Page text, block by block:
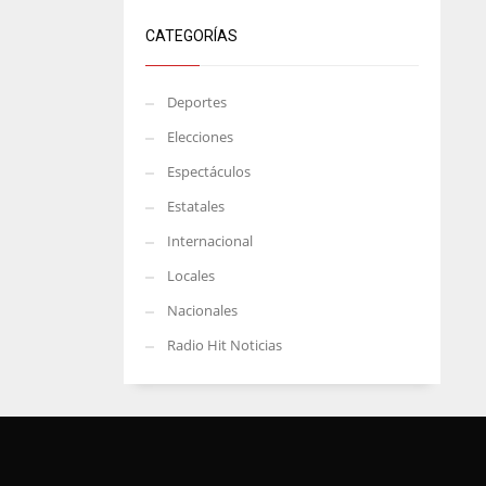
CATEGORÍAS
Deportes
Elecciones
Espectáculos
Estatales
Internacional
Locales
Nacionales
Radio Hit Noticias